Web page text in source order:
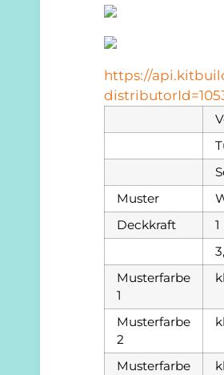
https://
Muster
Deckkraft
1
Musterfarbe
1
Musterfarbe
2
Musterfarbe